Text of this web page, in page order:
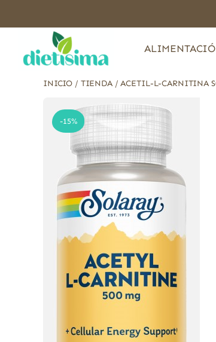
INICIO / TIENDA/ACETIL-L-CARNITINA
-15%